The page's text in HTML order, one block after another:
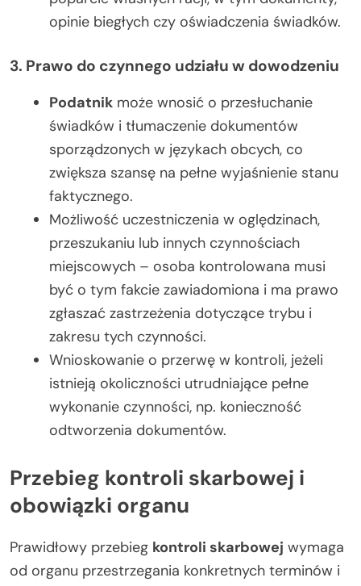
opinie biegłych czy oświadczenia świadków.
3. Prawo do czynnego udziału w dowodzeniu
Podatnik może wnosić o przesłuchanie
świadków i tłumaczenie dokumentów
sporządzonych w językach obcych, co
zwiększa szansę na pełne wyjaśnienie stanu
faktycznego.
Możliwość uczestniczenia w oględzinach,
przeszukaniu lub innych czynnościach
miejscowych – osoba kontrolowana musi
być o tym fakcie zawiadomiona i ma prawo
zgłaszać zastrzeżenia dotyczące trybu i
zakresu tych czynności.
Wnioskowanie o przerwę w kontroli, jeżeli
istnieją okoliczności utrudniające pełne
wykonanie czynności, np. konieczność
odtworzenia dokumentów.
Przebieg kontroli skarbowej i
obowiązki organu
Prawidłowy przebieg kontroli skarbowej wymaga
od organu przestrzegania konkretnych terminów i